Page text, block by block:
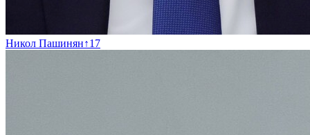
Никол Пашинян↑17